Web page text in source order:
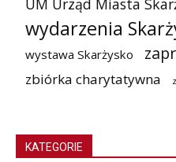
UM Urząd Miasta
wydarzenia
wystawa Skarżysko
zbiórka charytatywna
KATEGORIE